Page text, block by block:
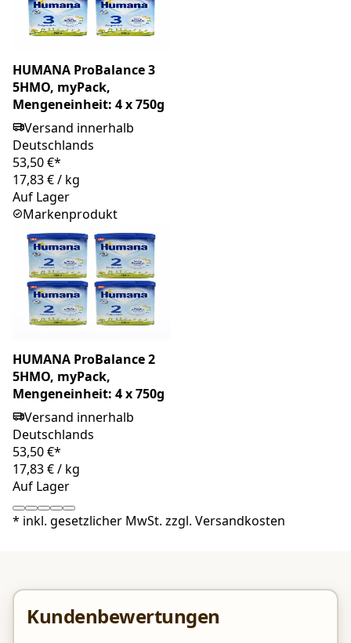
HUMANA ProBalance 3
5HMO, myPack,
Mengeneinheit: 4 x 750g
Versand innerhalb
Deutschlands
53,50 €*
17,83 €/ kg
Auf Lager
Markenprodukt
HUMANA ProBalance 2
5HMO, myPack,
Mengeneinheit: 4 x 750g
Versand innerhalb
Deutschlands
53,50 €*
17,83 €/ kg
Auf Lager
* inkl. gesetzlicher MwSt. zzgl. Versandkosten
Kundenbewertungen